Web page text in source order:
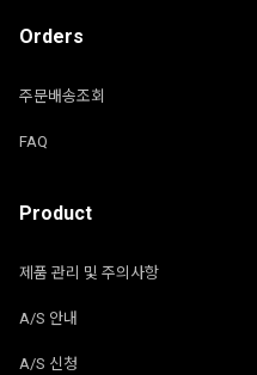
Orders
주문배송조회
FAQ
Product
제품 관리 및 주의사항
A/S 안내
A/S 신청